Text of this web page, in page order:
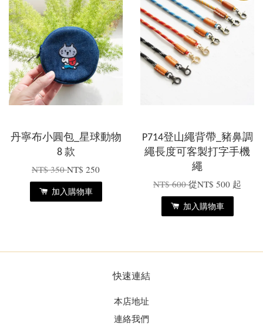
丹寧布小圓包_星球動物
8 款
NT$ 350NT$ 250
加入購物車
P714登山繩背帶_豬鼻調
繩長度可客製打字手機
繩
NT$ 600從NT$ 500 起
加入購物車
快速連結
本店地址
連絡我們